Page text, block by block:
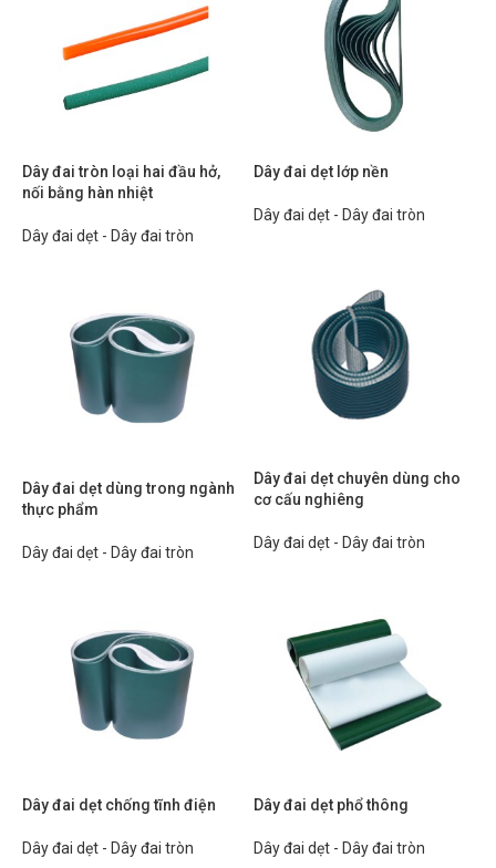
Dây đai tròn loại hai đầu hở,
nối bằng hàn nhiệt
Dây đai dẹt - Dây đai tròn
Dây đai dẹt lớp nền
Dây đai dẹt - Dây đai tròn
Dây đai dẹt dùng trong ngành
thực phẩm
Dây đai dẹt - Dây đai tròn
Dây đai dẹt chuyên dùng cho
cơ cấu nghiêng
Dây đai dẹt - Dây đai tròn
Dây đai dẹt chống tĩnh điện
Dây đai dẹt - Dây đai tròn
Dây đai dẹt phổ thông
Dây đai dẹt - Dây đai tròn